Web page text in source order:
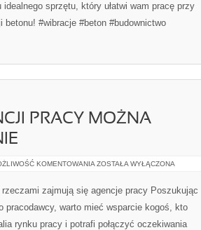
idealnego sprzętu, który ułatwi wam pracę przy
betonu! #wibracje #beton #budownictwo
PRACY MOŻNA
KOMENTOWANIA CZY
AGENCJI
PRACY
ZNALEŹĆ
ZOSTAŁA WYŁĄCZONA
zajmują się agencje pracy Poszukując
pracodawcy, warto mieć wsparcie kogoś, kto
rynku pracy i potrafi połączyć oczekiwania